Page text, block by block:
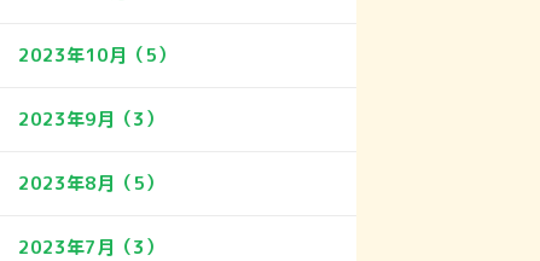
2023年10月（5）
2023年9月（3）
2023年8月（5）
2023年7月（3）